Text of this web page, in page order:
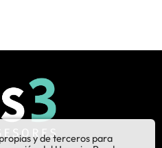
y de terceros para